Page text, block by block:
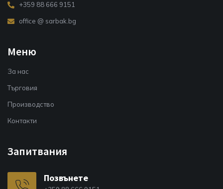
+359 88 666 9151
office @ sarbak.bg
Меню
За нас
Търговия
Производство
Контакти
Запитвания
Позвънете